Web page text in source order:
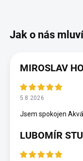
MIROSLAV
5.8.2026
Jsem spokojen
LUBOMÍR